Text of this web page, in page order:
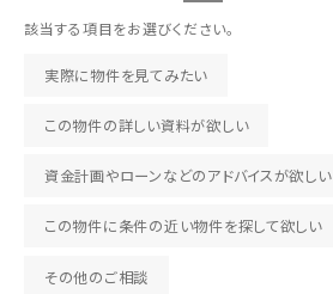
該当する項目をお選びください。
実際に物件を見てみたい
この物件の詳しい資料が欲しい
資金計画やローンなどのアドバイスが欲しい
この物件に条件の近い物件を探して欲しい
その他のご相談